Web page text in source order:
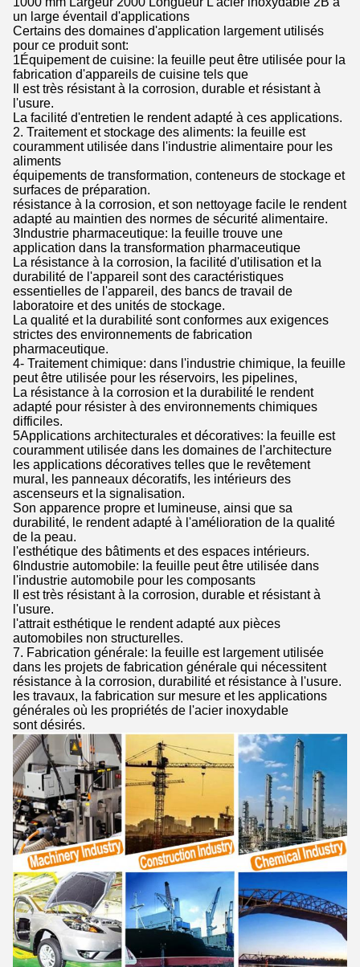
un large éventail d'applications
Certains des domaines d'application largement utilisés
pour ce produit sont:
1Équipement de cuisine: la feuille peut être utilisée pour la
fabrication d'appareils de cuisine tels que
Il est très résistant à la corrosion, durable et résistant à
l'usure.
La facilité d'entretien le rendent adapté à ces applications.
2. Traitement et stockage des aliments: la feuille est
couramment utilisée dans l'industrie alimentaire pour les
aliments
équipements de transformation, conteneurs de stockage et
surfaces de préparation.
résistance à la corrosion, et son nettoyage facile le rendent
adapté au maintien des normes de sécurité alimentaire.
3Industrie pharmaceutique: la feuille trouve une
application dans la transformation pharmaceutique
La résistance à la corrosion, la facilité d'utilisation et la
durabilité de l'appareil sont des caractéristiques
essentielles de l'appareil, des bancs de travail de
laboratoire et des unités de stockage.
La qualité et la durabilité sont conformes aux exigences
strictes des environnements de fabrication
pharmaceutique.
4- Traitement chimique: dans l'industrie chimique, la feuille
peut être utilisée pour les réservoirs, les pipelines,
La résistance à la corrosion et la durabilité le rendent
adapté pour résister à des environnements chimiques
difficiles.
5Applications architecturales et décoratives: la feuille est
couramment utilisée dans les domaines de l'architecture
les applications décoratives telles que le revêtement
mural, les panneaux décoratifs, les intérieurs des
ascenseurs et la signalisation.
Son apparence propre et lumineuse, ainsi que sa
durabilité, le rendent adapté à l'amélioration de la qualité
de la peau.
l'esthétique des bâtiments et des espaces intérieurs.
6Industrie automobile: la feuille peut être utilisée dans
l'industrie automobile pour les composants
Il est très résistant à la corrosion, durable et résistant à
l'usure.
l'attrait esthétique le rendent adapté aux pièces
automobiles non structurelles.
7. Fabrication générale: la feuille est largement utilisée
dans les projets de fabrication générale qui nécessitent
résistance à la corrosion, durabilité et résistance à l'usure.
les travaux, la fabrication sur mesure et les applications
générales où les propriétés de l'acier inoxydable
sont désirés.